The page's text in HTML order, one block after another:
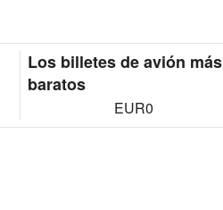
Los billetes de avión más
baratos
EUR0